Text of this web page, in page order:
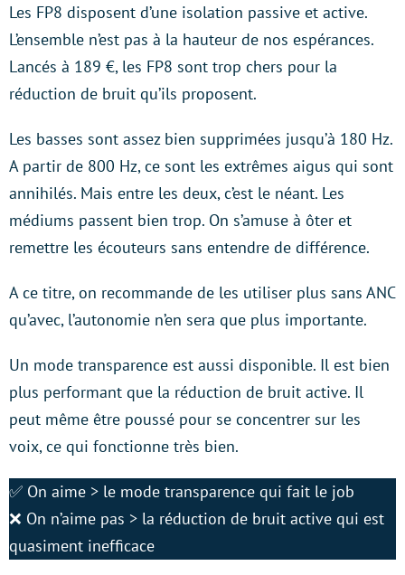
Les FP8 disposent d’une isolation passive et active.
L’ensemble n’est pas à la hauteur de nos espérances.
Lancés à 189 €, les FP8 sont trop chers pour la
réduction de bruit qu’ils proposent.
Les basses sont assez bien supprimées jusqu’à 180 Hz.
A partir de 800 Hz, ce sont les extrêmes aigus qui sont
annihilés. Mais entre les deux, c’est le néant. Les
médiums passent bien trop. On s’amuse à ôter et
remettre les écouteurs sans entendre de différence.
A ce titre, on recommande de les utiliser plus sans ANC
qu’avec, l’autonomie n’en sera que plus importante.
Un mode transparence est aussi disponible. Il est bien
plus performant que la réduction de bruit active. Il
peut même être poussé pour se concentrer sur les
voix, ce qui fonctionne très bien.
✅ On aime > le mode transparence qui fait le job
❌ On n’aime pas > la réduction de bruit active qui est
quasiment inefficace